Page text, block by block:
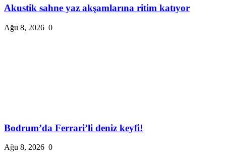
Akustik sahne yaz akşamlarına ritim katıyor
Ağu 8, 2026 0
Bodrum’da Ferrari’li deniz keyfi!
Ağu 8, 2026 0